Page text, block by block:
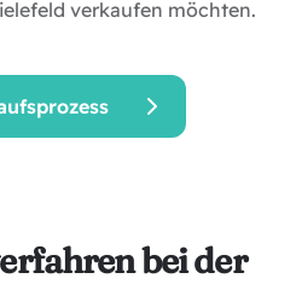
verkaufen möchten.
bei der